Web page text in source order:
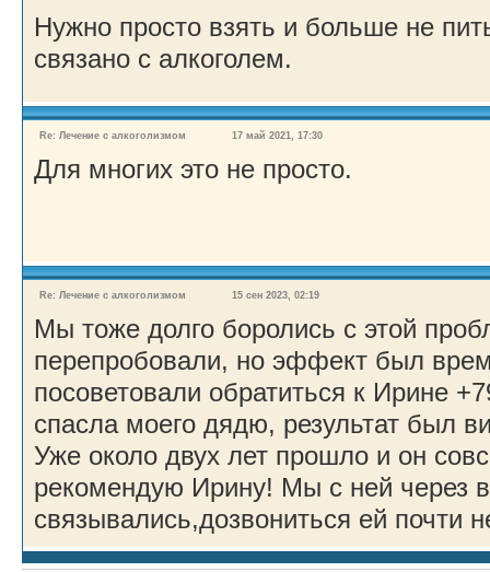
Нужно просто взять и больше не
связано с алкоголем.
Re: Лечение с алкоголизмом 17 май 2021, 17:30
Для многих это не просто.
Re: Лечение с алкоголизмом 15 сен 2023, 02:19
Мы тоже долго боролись с этой
перепробовали, но эффект был
посоветовали обратиться к Ирине
спасла моего дядю, результат был
Уже около двух лет прошло и он
рекомендую Ирину! Мы с ней через
связывались,дозвониться ей почти